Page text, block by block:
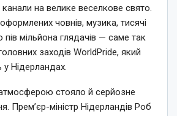
канали на велике веселкове свято.
човнів, музика, тисячі
пів мільйона глядачів — саме так
заходів WorldPride, який
Нідерландах.
стояло й серйозне
Прем’єр-міністр Нідерландів Роб